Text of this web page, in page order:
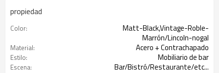
propiedad
Color:
Matt-Black,Vintage-Roble-
Marrón/Lincoln-nogal
Material: Acero + Contrachapado
Estilo: Mobiliario de bar
Escena: Bar/Bistró/Restaurante/etc...